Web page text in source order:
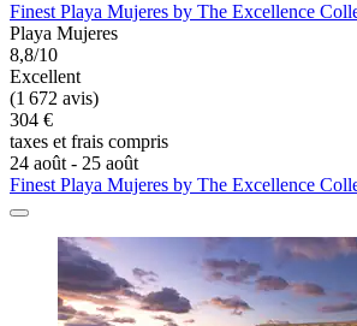
Finest Playa Mujeres by The Excellence
Playa Mujeres
8,8/10
Excellent
(1 672 avis)
304 €
taxes et frais compris
24 août - 25 août
Finest Playa Mujeres by The Excellence